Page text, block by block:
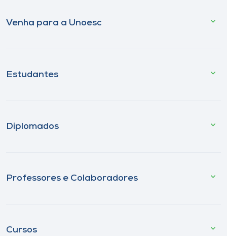
Venha para a Unoesc
Estudantes
Diplomados
Professores e Colaboradores
Cursos